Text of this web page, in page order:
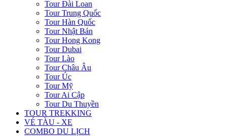
Tour Đài Loan
Tour Trung Quốc
Tour Hàn Quốc
Tour Nhật Bản
Tour Hong Kong
Tour Dubai
Tour Lào
Tour Châu Âu
Tour Úc
Tour Mỹ
Tour Ai Cập
Tour Du Thuyền
TOUR TREKKING
VÉ TÀU - XE
COMBO DU LỊCH